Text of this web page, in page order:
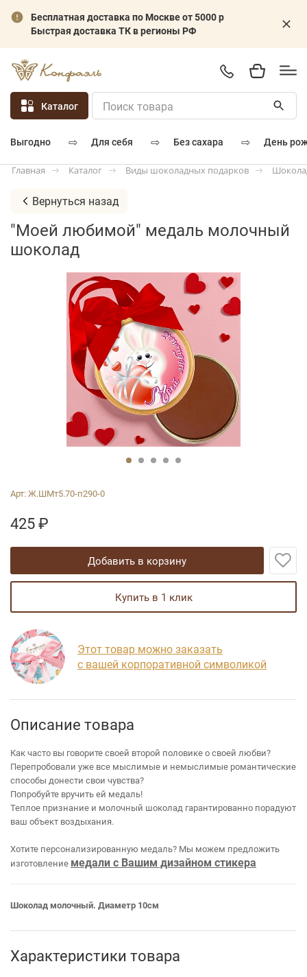
Бесплатная доставка по Москве от 5000 р
Быстрая доставка ТК в регионы РФ
Каталог
выгодно ⇨ для себя ⇨ без сахара ⇨ день
Главная Каталог Виды шоколадных подарков
Вернуться назад
"Моей любимой" медаль молочный
шоколад
Арт:Ж.ШМт5.70-п290-0
425₽
добавить в корзину
купить в 1 клик
Этот товар можно заказать
с вашей корпоративной символикой
Описание товара
Как часто вы говорите своей второй половике о своей любви?
Перепробовали уже все мыслимые и немыслимые романтические
способы донести свои чувства?
Попробуйте вручить ей медаль!
Теплое признание и молочный шоколад гарантированно порадуют
ваш объект воздыхания.
Хотите персонализированную медаль? Мы можем предложить
изготовление медали с Вашим дизайном стикера
Шоколад молочный. Диаметр 10см
Характеристики товара